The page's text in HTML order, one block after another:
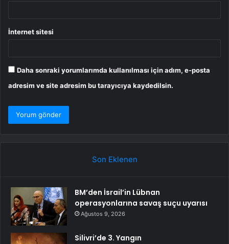
İnternet sitesi
Daha sonraki yorumlarımda kullanılması için adım, e-posta
adresim ve site adresim bu tarayıcıya kaydedilsin.
Son Eklenen
BM’den İsrail’in Lübnan
operasyonlarına savaş suçu uyarısı
Ağustos 9, 2026
Silivri’de 3. Yangın